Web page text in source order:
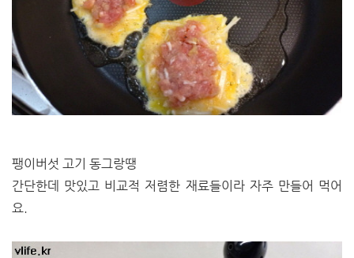
팽이버섯 고기 동그랑땡
간단한데 맛있고 비교적 저렴한 재료들이라 자주 만들어 먹어
요.